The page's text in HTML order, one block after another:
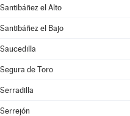
Santibáñez el Alto
Santibáñez el Bajo
Saucedilla
Segura de Toro
Serradilla
Serrejón